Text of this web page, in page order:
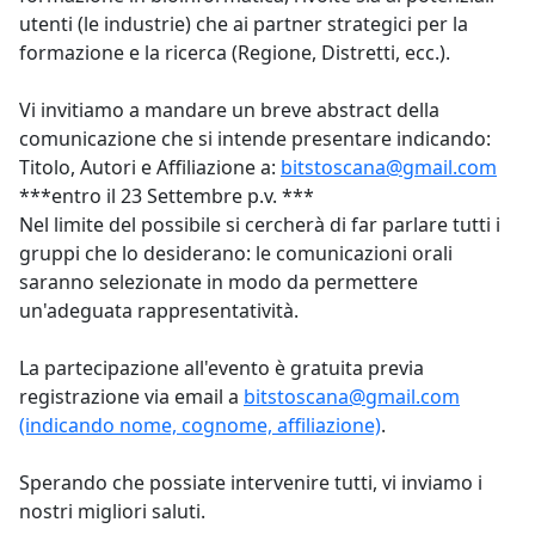
utenti (le industrie) che ai partner strategici per la
formazione e la ricerca (Regione, Distretti, ecc.).
Vi invitiamo a mandare un breve abstract della
comunicazione che si intende presentare indicando:
Titolo, Autori e Affiliazione a: bitstoscana@gmail.com
***entro il 23 Settembre p.v. ***
Nel limite del possibile si cercherà di far parlare tutti i
gruppi che lo desiderano: le comunicazioni orali
saranno selezionate in modo da permettere
un'adeguata rappresentatività.
La partecipazione all'evento è gratuita previa
registrazione via email a bitstoscana@gmail.com
(indicando nome, cognome, affiliazione).
Sperando che possiate intervenire tutti, vi inviamo i
nostri migliori saluti.